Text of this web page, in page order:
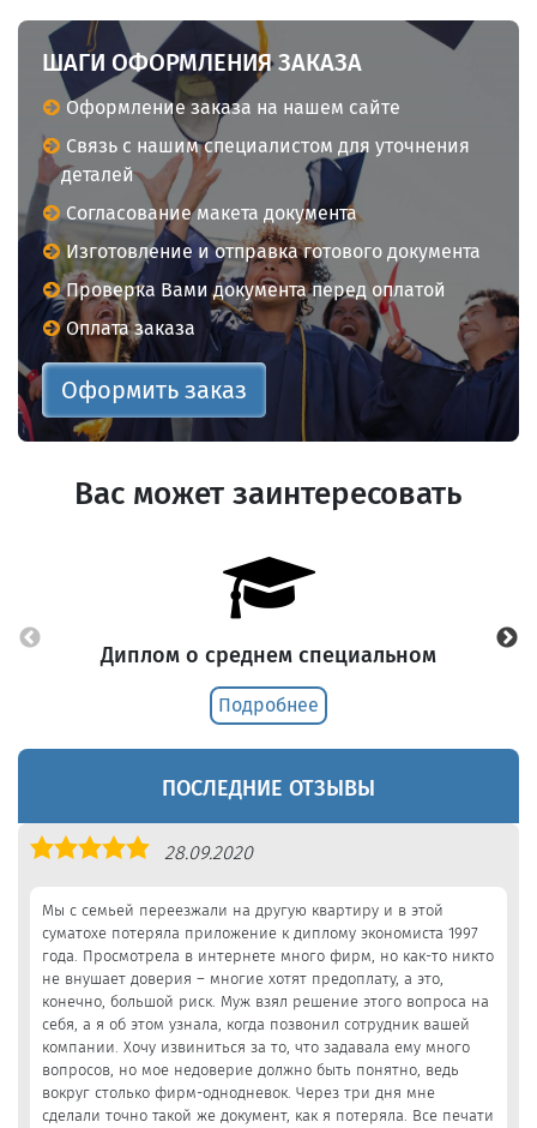
ШАГИ ОФОРМЛЕНИЯ ЗАКАЗА
Оформление заказа на нашем сайте
Связь с нашим специалистом для уточнения
деталей
Согласование макета документа
Изготовление и отправка готового документа
Проверка Вами документа перед оплатой
Оплата заказа
Оформить заказ
Вас может заинтересовать
Диплом о среднем специальном
Подробнее
ПОСЛЕДНИЕ ОТЗЫВЫ
Оценка
28.09.2020
Мы с семьей переезжали на другую квартиру и в этой
суматохе потеряла приложение к диплому экономиста 1997
года. Просмотрела в интернете много фирм, но как-то никто
не внушает доверия – многие хотят предоплату, а это,
конечно, большой риск. Муж взял решение этого вопроса на
себя, а я об этом узнала, когда позвонил сотрудник вашей
компании. Хочу извиниться за то, что задавала ему много
вопросов, но мое недоверие должно быть понятно, ведь
вокруг столько фирм-однодневок. Через три дня мне
сделали точно такой же документ, как я потеряла. Все печати